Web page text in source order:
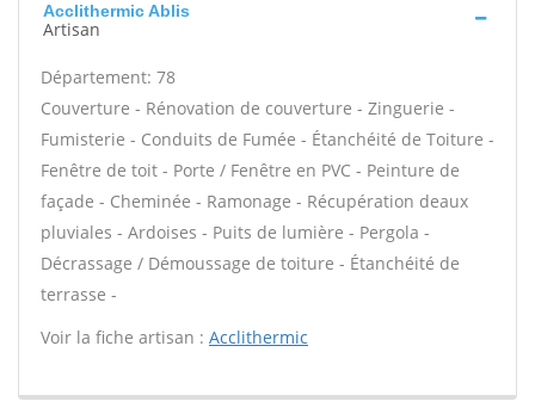
Acclithermic Ablis
Artisan
Département: 78
Couverture - Rénovation de couverture - Zinguerie -
Fumisterie - Conduits de Fumée - Étanchéité de Toiture -
Fenêtre de toit - Porte / Fenêtre en PVC - Peinture de
façade - Cheminée - Ramonage - Récupération deaux
pluviales - Ardoises - Puits de lumière - Pergola -
Décrassage / Démoussage de toiture - Étanchéité de
terrasse -
Voir la fiche artisan : Acclithermic